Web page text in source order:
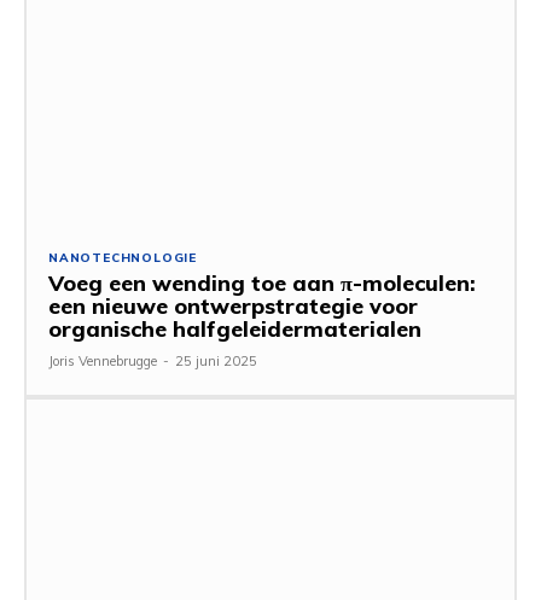
NANOTECHNOLOGIE
Voeg een wending toe aan π-moleculen:
een nieuwe ontwerpstrategie voor
organische halfgeleidermaterialen
Joris Vennebrugge - 25 juni 2025